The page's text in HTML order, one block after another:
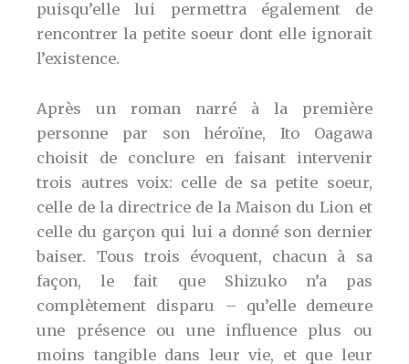
puisqu’elle lui permettra également de
rencontrer la petite soeur dont elle ignorait
l’existence.
Après un roman narré à la première
personne par son héroïne, Ito Oagawa
choisit de conclure en faisant intervenir
trois autres voix: celle de sa petite soeur,
celle de la directrice de la Maison du Lion et
celle du garçon qui lui a donné son dernier
baiser. Tous trois évoquent, chacun à sa
façon, le fait que Shizuko n’a pas
complètement disparu – qu’elle demeure
une présence ou une influence plus ou
moins tangible dans leur vie, et que leur